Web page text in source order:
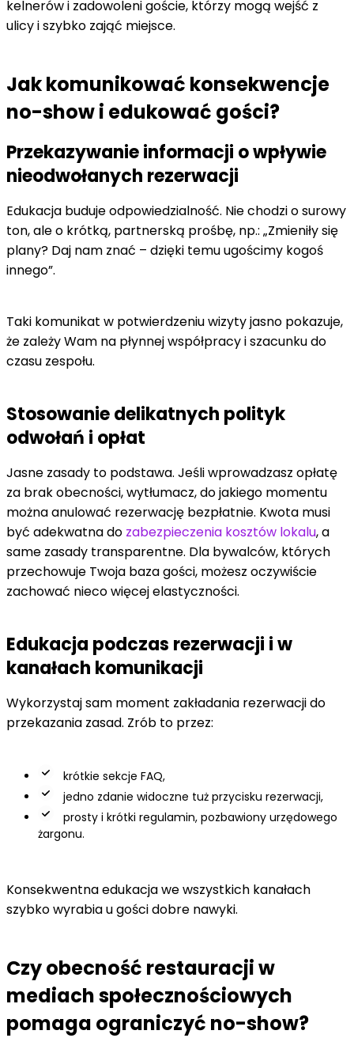
kelnerów i zadowoleni goście, którzy mogą wejść z
ulicy i szybko zająć miejsce.
Jak komunikować konsekwencje
no-show i edukować gości?
Przekazywanie informacji o wpływie
nieodwołanych rezerwacji
Edukacja buduje odpowiedzialność. Nie chodzi o surowy
ton, ale o krótką, partnerską prośbę, np.: „Zmieniły się
plany? Daj nam znać – dzięki temu ugościmy kogoś
innego”.
Taki komunikat w potwierdzeniu wizyty jasno pokazuje,
że zależy Wam na płynnej współpracy i szacunku do
czasu zespołu.
Stosowanie delikatnych polityk
odwołań i opłat
Jasne zasady to podstawa. Jeśli wprowadzasz opłatę
za brak obecności, wytłumacz, do jakiego momentu
można anulować rezerwację bezpłatnie. Kwota musi
być adekwatna do zabezpieczenia kosztów lokalu, a
same zasady transparentne. Dla bywalców, których
przechowuje Twoja baza gości, możesz oczywiście
zachować nieco więcej elastyczności.
Edukacja podczas rezerwacji i w
kanałach komunikacji
Wykorzystaj sam moment zakładania rezerwacji do
przekazania zasad. Zrób to przez:
krótkie sekcje FAQ,
jedno zdanie widoczne tuż przycisku rezerwacji,
prosty i krótki regulamin, pozbawiony urzędowego
żargonu.
Konsekwentna edukacja we wszystkich kanałach
szybko wyrabia u gości dobre nawyki.
Czy obecność restauracji w
mediach społecznościowych
pomaga ograniczyć no-show?